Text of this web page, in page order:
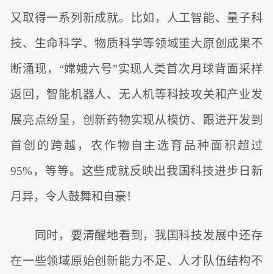
又取得一系列新成就。比如，人工智能、量子科
技、生命科学、物质科学等领域重大原创成果不
断涌现，“嫦娥六号”实现人类首次月球背面采样
返回，智能机器人、无人机等科技攻关和产业发
展亮点纷呈，创新药物实现从模仿、跟进开发到
首创的跨越，农作物自主选育品种面积超过
95%，等等。这些成就反映出我国科技进步日新
月异，令人鼓舞和自豪！
同时，要清醒地看到，我国科技发展中还存
在一些领域原始创新能力不足、人才队伍结构不